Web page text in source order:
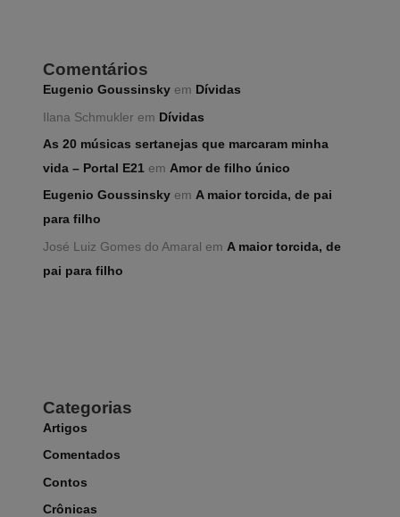
Comentários
Eugenio Goussinsky em Dívidas
Ilana Schmukler em Dívidas
As 20 músicas sertanejas que marcaram minha
vida – Portal E21 em Amor de filho único
Eugenio Goussinsky emA maior torcida, de pai
para filho
José Luiz Gomes do Amaral em A maior torcida, de
pai para filho
Categorias
Artigos
Comentados
Contos
Crônicas